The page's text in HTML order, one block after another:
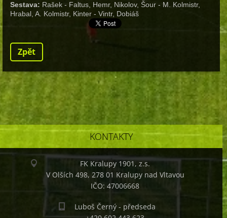
Sestava: Rašek - Faltus, Hemr, Nikolov, Šour - M. Kolmistr,
Hrabal, A. Kolmistr, Kinter - Vintr, Dobiáš
Zpět
KONTAKTY
FK Kralupy 1901, z.s.
V Olších 498, 278 01 Kralupy nad Vltavou
IČO: 47006668
Luboš Černý - předseda